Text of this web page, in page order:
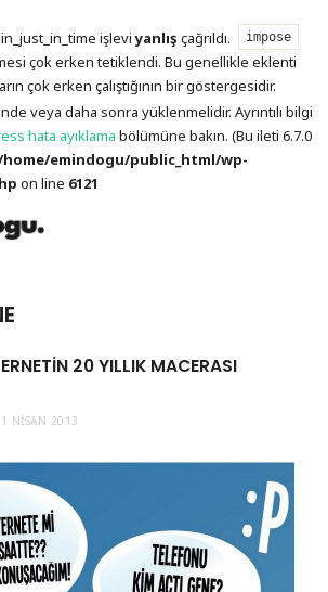
işleviyanlış çağrıldı. impose
çok erken tetiklendi. Bu genellikle eklenti
çok erken çalıştığının bir göstergesidir.
veya daha sonra yüklenmelidir. Ayrıntılı bilgi
hata ayıklama bölümüne bakın. (Bu ileti 6.7.0
emindogu/public_html/wp-
on line 6121
Emin
20 YILLIK MACERASI
NISAN 2013